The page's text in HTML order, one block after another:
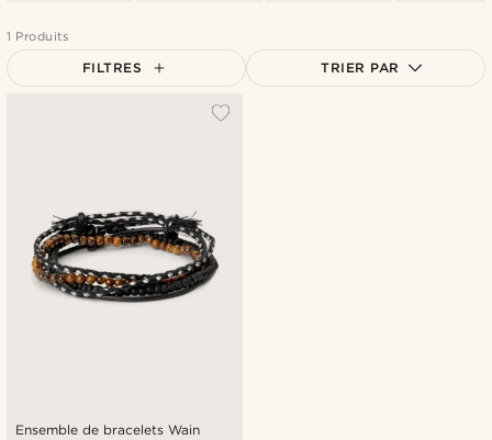
1 Produits
FILTRES TRIER PAR
Ensemble de bracelets Wain